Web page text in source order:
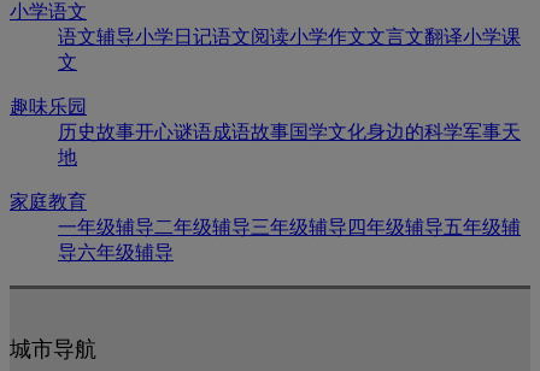
小学语文
语文辅导小学日记语文阅读小学作文文言文翻译小学课
文
趣味乐园
历史故事开心谜语成语故事国学文化身边的科学军事天
地
家庭教育
一年级辅导二年级辅导三年级辅导 四年级辅导五年级辅
导六年级辅导
城市导航